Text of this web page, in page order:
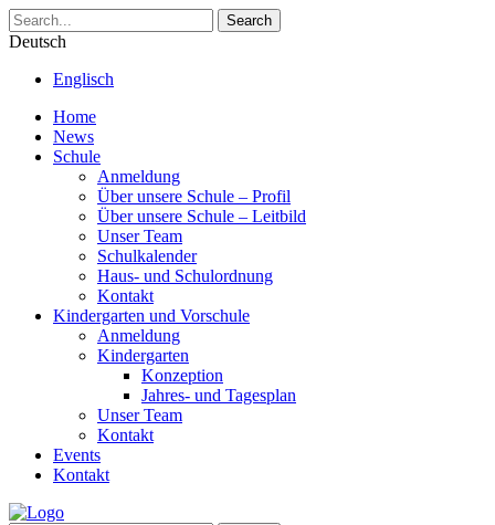
Search
Deutsch
Englisch
Home
News
Schule
Anmeldung
Über unsere Schule – Profil
Über unsere Schule – Leitbild
Unser Team
Schulkalender
Haus- und Schulordnung
Kontakt
Kindergarten und Vorschule
Anmeldung
Kindergarten
Konzeption
Jahres- und Tagesplan
Unser Team
Kontakt
Events
Kontakt